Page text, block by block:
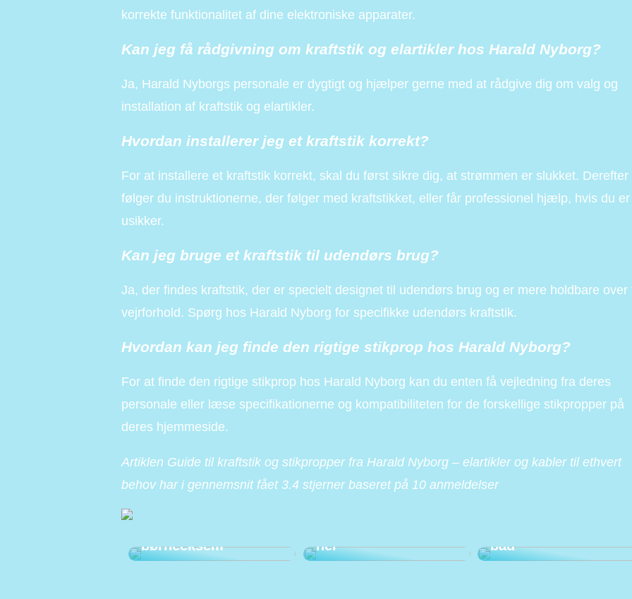
korrekte funktionalitet af dine elektroniske apparater.
Kan jeg få rådgivning om kraftstik og elartikler hos Harald Nyborg?
Ja, Harald Nyborgs personale er dygtigt og hjælper gerne med at rådgive dig om valg og
installation af kraftstik og elartikler.
Hvordan installerer jeg et kraftstik korrekt?
For at installere et kraftstik korrekt, skal du først sikre dig, at strømmen er slukket. Derefter
følger du instruktionerne, der følger med kraftstikket, eller får professionel hjælp, hvis du er
usikker.
Kan jeg bruge et kraftstik til udendørs brug?
Ja, der findes kraftstik, der er specielt designet til udendørs brug og er mere holdbare over
vejrforhold. Spørg hos Harald Nyborg for specifikke udendørs kraftstik.
Hvordan kan jeg finde den rigtige stikprop hos Harald Nyborg?
For at finde den rigtige stikprop hos Harald Nyborg kan du enten få vejledning fra deres
personale eller læse specifikationerne og kompatibiliteten for de forskellige stikpropper på
deres hjemmeside.
Artiklen Guide til kraftstik og stikpropper fra Harald Nyborg – elartikler og kabler til ethvert
behov har i gennemsnit fået 3.4 stjerner baseret på 10 anmeldelser
børneeksem
her
bad